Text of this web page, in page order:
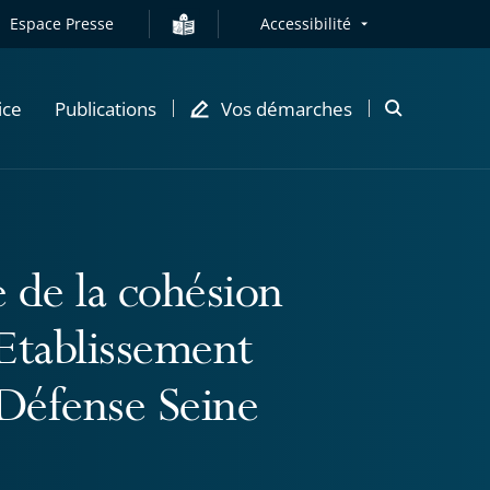
Espace Presse Accessibilité
Publications Vos démarches
Ouvrir
la cohésion
Seine